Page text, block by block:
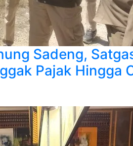
Sadeng,
Pajak Hingga